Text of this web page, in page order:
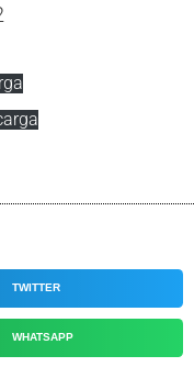
TWITTER
WHATSAPP